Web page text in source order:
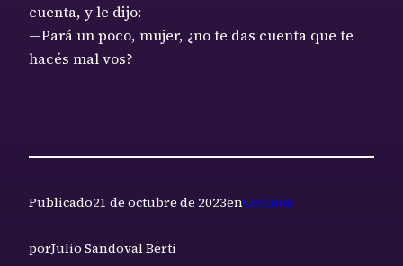
cuenta, y le dijo:
—Pará un poco, mujer, ¿no te das cuenta que te
hacés mal vos?
Publicado21 de octubre de 2023enCrónica
porJulio Sandoval Berti